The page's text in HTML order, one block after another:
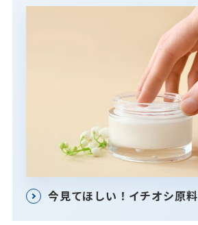
今見てほしい！イチオシ原料